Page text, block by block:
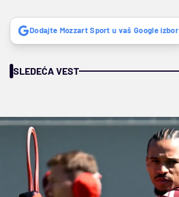
Dodajte Mozzart Sport u vaš Google izbor
SLEDEĆA VEST